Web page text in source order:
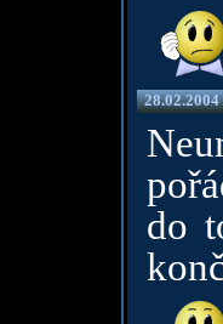
do